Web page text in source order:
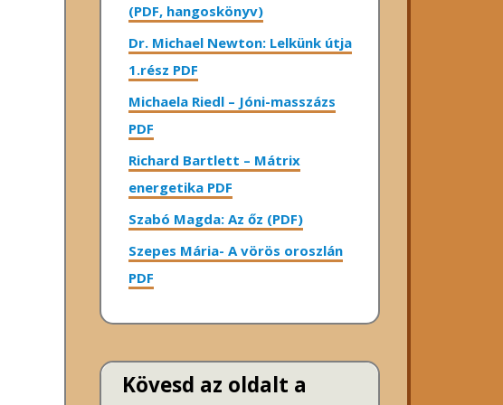
(PDF, hangoskönyv)
Dr. Michael Newton: Lelkünk útja
1.rész PDF
Michaela Riedl – Jóni-masszázs
PDF
Richard Bartlett – Mátrix
energetika PDF
Szabó Magda: Az őz (PDF)
Szepes Mária- A vörös oroszlán
PDF
Kövesd az oldalt a